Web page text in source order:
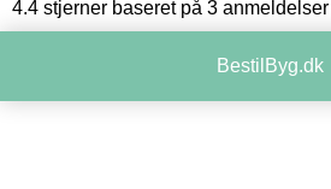
4.4 stjerner baseret på 3 anmeldelser
BestilByg.dk